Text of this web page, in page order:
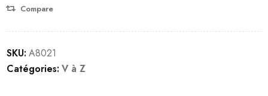
Compare
SKU: A8021
Catégories: V à Z